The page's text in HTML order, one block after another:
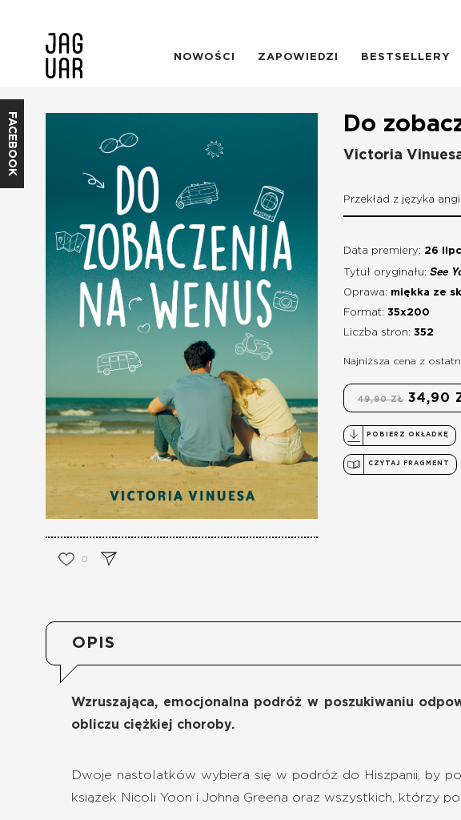
NOWOŚCI ZAPOWIEDZI BESTSELLERY
FACEBOOK
0
Do
Victoria
Przekład z języka
Data premiery: 26
Tytuł oryginału: See
Oprawa: miękka ze
Format: 35x200
Liczba stron: 352
Najniższa cena z
49,90 ZŁ 34,90
POBIERZ OKŁADKĘ
CZYTAJ FRAGMENT
OPIS
Wzruszająca, emocjonalna podróż w poszukiwaniu
obliczu ciężkiej choroby.
Dwoje nastolatków wybiera się w podróż do Hiszpanii, by
książek Nicoli Yoon i Johna Greena oraz wszystkich, którzy